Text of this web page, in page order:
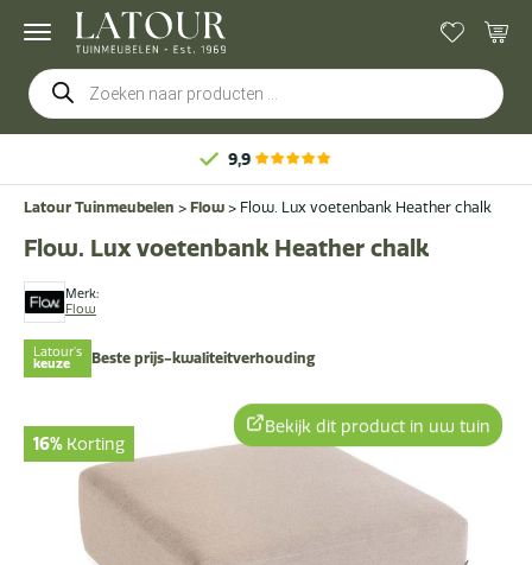
Producten
zoeken
Latour Tuinmeubelen > Flow > Flow. Lux voetenbank Heather chalk
Merk:
Flow
Flow. Lux voetenbank Heather chalk
Latour's
keuze Beste prijs-kwaliteitverhouding
16% Korting
Bekijk dit product in uw tuin